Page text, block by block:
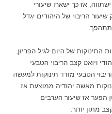
אז כך ישארו שיעורי
שיעור הריבוי של היהודים יגדל
של היום לגיל הפריון,
ויואט קצב הריבוי הטבעי
הטבעי מודד תינוקות למעשה
מאשה יהודיה ממוצעת אז
הפער אז שיעור הערבים
מתון יותר.